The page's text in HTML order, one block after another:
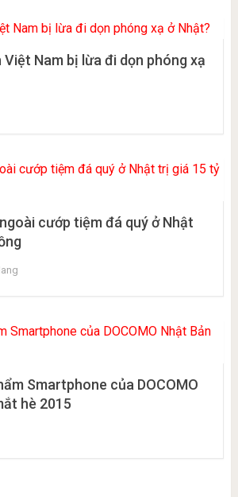
Nam bị lừa đi dọn phóng xạ
cướp tiệm đá quý ở Nhật
Smartphone của DOCOMO
hè 2015